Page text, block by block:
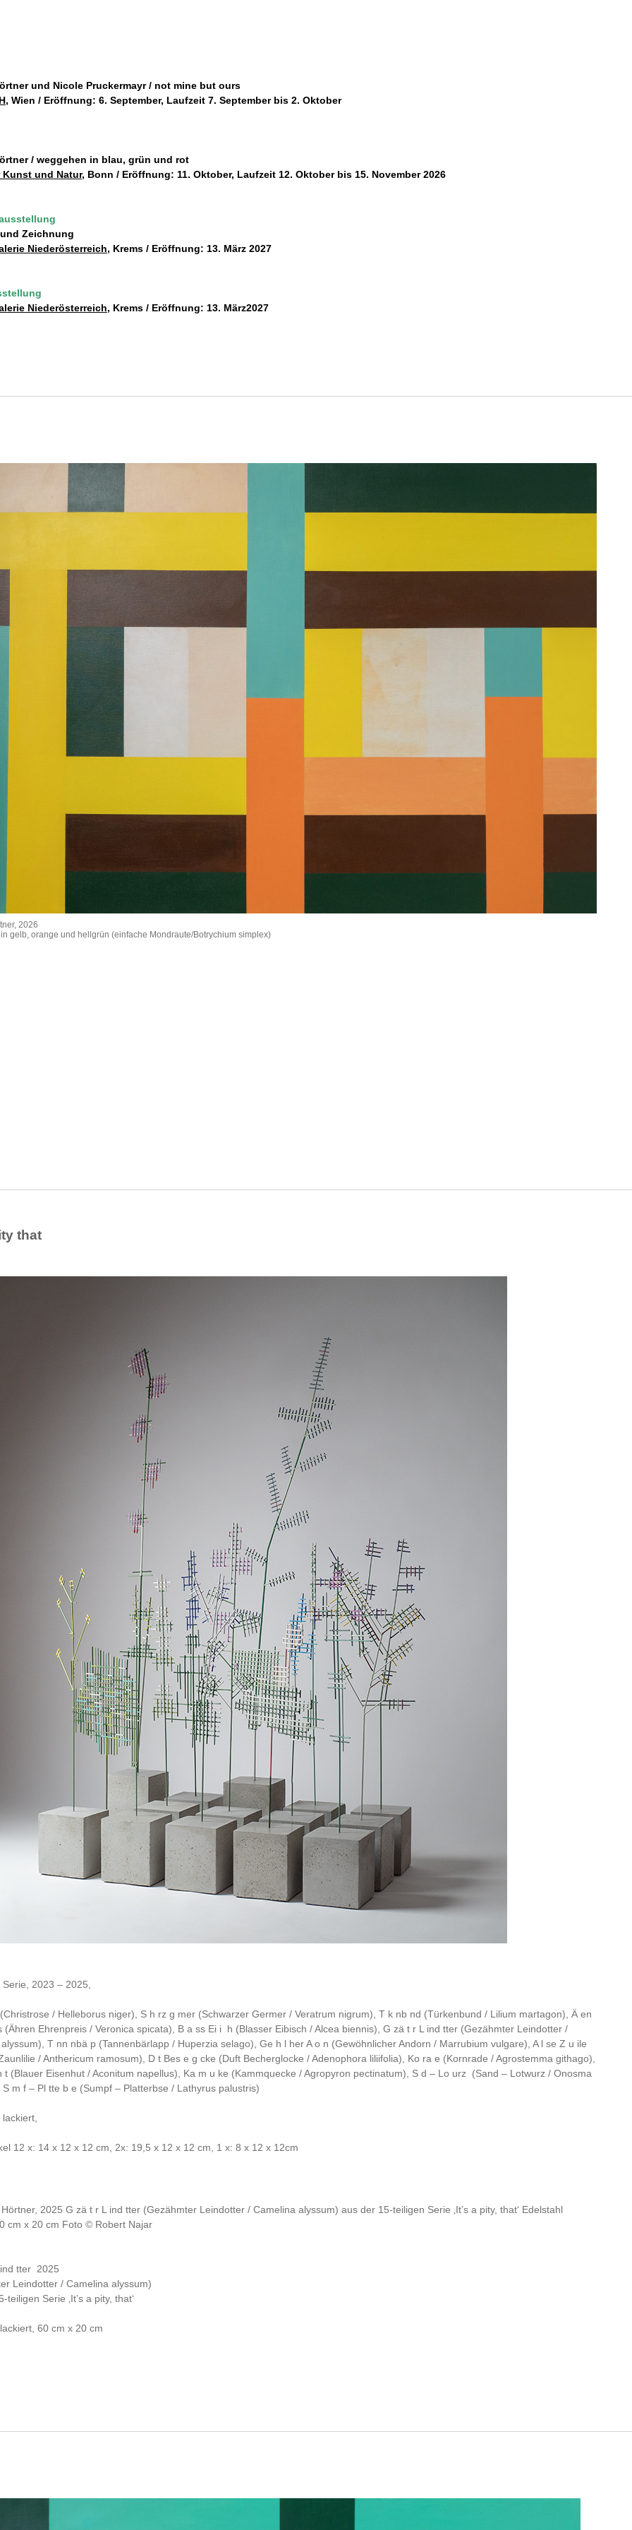
und Nicole Pruckermayr / not mine but ours
, Wien / Eröffnung: 6. September, Laufzeit 7. September bis 2. Oktober
/ weggehen in blau, grün und rot
Kunst und Natur, Bonn / Eröffnung: 11. Oktober, Laufzeit 12. Oktober bis 15. November 2026
Zeichnung
Niederösterreich, Krems / Eröffnung: 13. März 2027
Niederösterreich, Krems / Eröffnung: 13. März2027
2026
gelb, orange und hellgrün (einfache Mondraute/Botrychium simplex)
that
Serie, 2023 – 2025,
(Christrose / Helleborus niger), S h rz g mer (Schwarzer Germer / Veratrum nigrum), T k nb nd (Türkenbund / Lilium martagon), Ä en
(Ähren Ehrenpreis / Veronica spicata), B a ss Ei i h (Blasser Eibisch / Alcea biennis), G zä t r L ind tter (Gezähmter Leindotter /
T nn nbä p (Tannenbärlapp / Huperzia selago), Ge h l her A o n (Gewöhnlicher Andorn / Marrubium vulgare), A l se Z u ile
/ Anthericum ramosum), D t Bes e g cke (Duft Becherglocke / Adenophora liliifolia), Ko ra e (Kornrade / Agrostemma githago),
t (Blauer Eisenhut / Aconitum napellus), Ka m u ke (Kammquecke / Agropyron pectinatum), S d – Lo urz (Sand – Lotwurz / Onosma
S m f – Pl tte b e (Sumpf – Platterbse / Lathyrus palustris)
lackiert,
12 x: 14 x 12 x 12 cm, 2x: 19,5 x 12 x 12 cm, 1 x: 8 x 12 x 12cm
tter 2025
Leindotter / Camelina alyssum)
teiligen Serie ‚It’s a pity, that‘
60 cm x 20 cm